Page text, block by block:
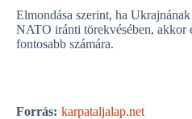
Elmondása szerint, ha
NATO iránti törekvésében, akkor
fontosabb számára.
Forrás: karpataljalap.net